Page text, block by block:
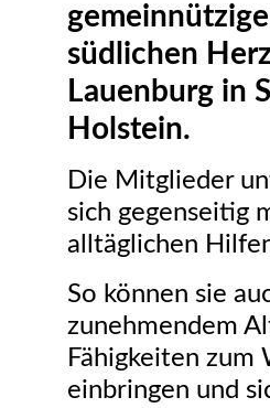
südlichen
Lauenburg in
Holstein.
Die Mitglieder
sich gegenseitig
alltäglichen
So können sie
zunehmendem
Fähigkeiten zum
einbringen und